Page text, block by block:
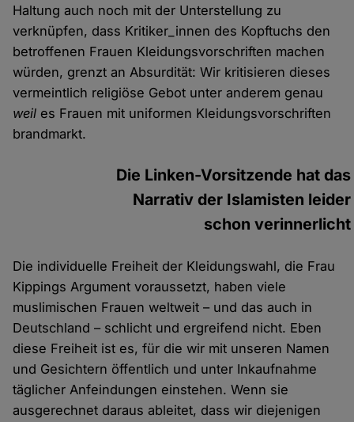
Haltung auch noch mit der Unterstellung zu
verknüpfen, dass Kritiker_innen des Kopftuchs den
betroffenen Frauen Kleidungsvorschriften machen
würden, grenzt an Absurdität: Wir kritisieren dieses
vermeintlich religiöse Gebot unter anderem genau
weil es Frauen mit uniformen Kleidungsvorschriften
brandmarkt.
Die Linken-Vorsitzende hat das
Narrativ der Islamisten leider
schon verinnerlicht
Die individuelle Freiheit der Kleidungswahl, die Frau
Kippings Argument voraussetzt, haben viele
muslimischen Frauen weltweit – und das auch in
Deutschland – schlicht und ergreifend nicht. Eben
diese Freiheit ist es, für die wir mit unseren Namen
und Gesichtern öffentlich und unter Inkaufnahme
täglicher Anfeindungen einstehen. Wenn sie
ausgerechnet daraus ableitet, dass wir diejenigen